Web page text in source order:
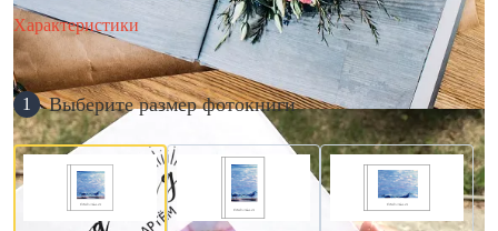
Характеристики
1 Выберите размер фотокниги